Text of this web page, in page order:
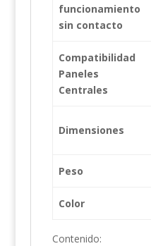
funcionamiento
sin contacto
Compatibilidad
Paneles
Centrales
Dimensiones
Peso
Color
Contenido: